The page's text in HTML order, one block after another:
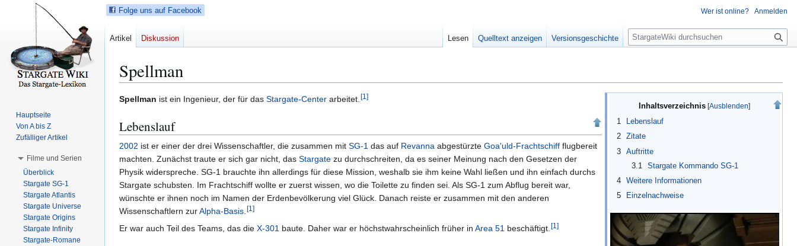
Spellman
Z
r
N
a
v
i
g
a
t
i
Z
r
S
u
c
h
e
s
p
r
Inhaltsverzeichnis
1
Lebenslauf
2
Zitate
3
Auftritte
3.1
Stargate Kommando SG-1
4
Weitere Informationen
5
Einzelnachweise
Spellman ist ein Ingenieur, der für das Stargate-Center arbeitet.[1 ]
Lebenslauf
2002 ist er einer der drei Wissenschaftler, die zusammen mit SG-1 das auf Revanna abgestürzte Goa'uld-Frachtschiff flugbereit
machten. Zunächst traute er sich gar nicht, das Stargate zu durchschreiten, da es seiner Meinung nach den Gesetzen der
Physik widerspreche. SG-1 brauchte ihn allerdings für diese Mission, weshalb sie ihm keine Wahl ließen und ihn einfach durchs
Stargate schubsten. Im Frachtschiff wollte er zuerst wissen, wo die Toilette zu finden sei. Als SG-1 zum Abflug bereit war,
wünschte er ihnen noch im Namen der Erdenbevölkerung viel Glück. Danach reiste er zusammen mit den anderen
Wissenschaftlern zurAlpha-Basis.[1 ]
Er war auch Teil des Teams, das die X-301 baute. Daher war er höchstwahrscheinlich früher in Area 51 beschäftigt.[1 ]
Folge uns auf Facebook Wer ist online? Anmelden
Artikel Diskussion Lesen Quelltext anzeigen Versionsgeschichte
S
u
e
Hauptseite
Von A bis Z
Zufälliger Artikel
Filme und Serien
Überblick
Stargate SG-1
Stargate Atlantis
Stargate Universe
Stargate Origins
Stargate Infinity
Stargate-Romane